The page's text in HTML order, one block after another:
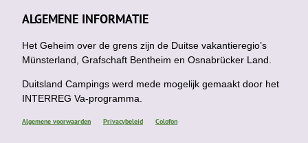
b
o
k
a
g
a
m
u
b
ALGEMENE INFORMATIE
Het Geheim over de grens zijn de Duitse vakantieregio’s
Münsterland, Grafschaft Bentheim en Osnabrücker Land.
Duitsland Campings werd mede mogelijk gemaakt door het
INTERREG Va-programma.
Algemene voorwaarden Privacybeleid Colofon